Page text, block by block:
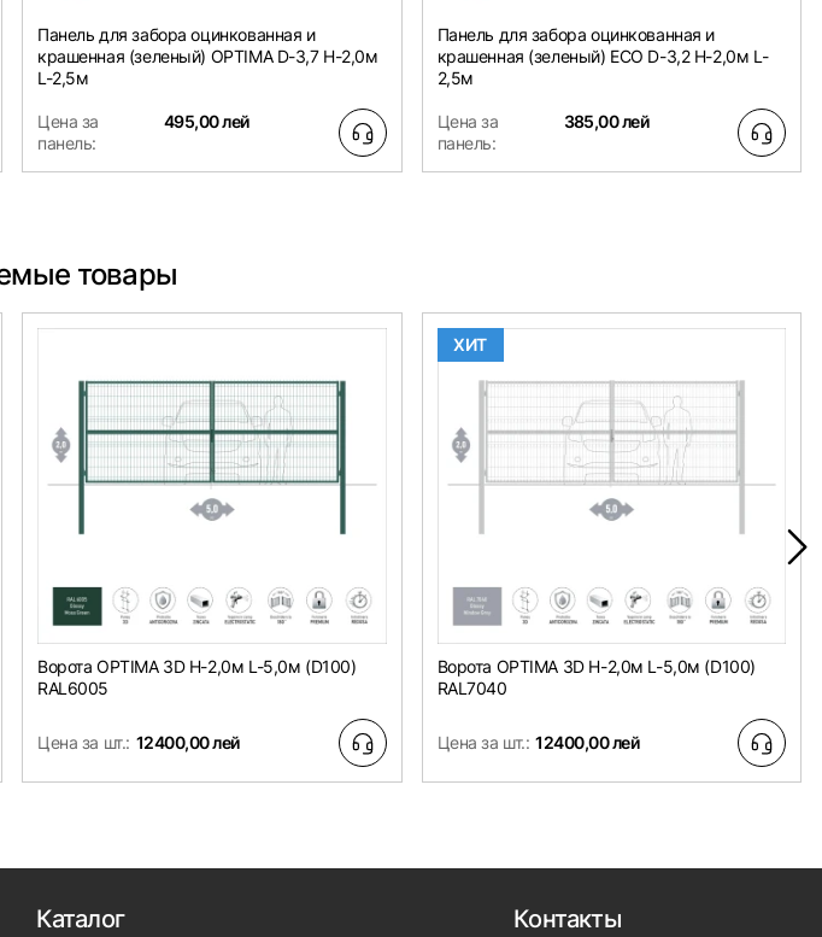
Панель для забора оцинкованная и
крашенная (зеленый) OPTIMA D-3,7 H-2,0м
L-2,5м
Цена за
панель:
495,00 лей
Панель для забора оцинкованная и
крашенная (зеленый) ECO D-3,2 H-2,0м L-
2,5м
Цена за
панель:
385,00 лей
товары
Ворота OPTIMA 3D H-2,0м L-5,0м (D100)
RAL6005
Цена за шт.: 12400,00 лей
ХИТ
Ворота OPTIMA 3D H-2,0м L-5,0м (D100)
RAL7040
Цена за шт.: 12400,00 лей
Каталог Контакты